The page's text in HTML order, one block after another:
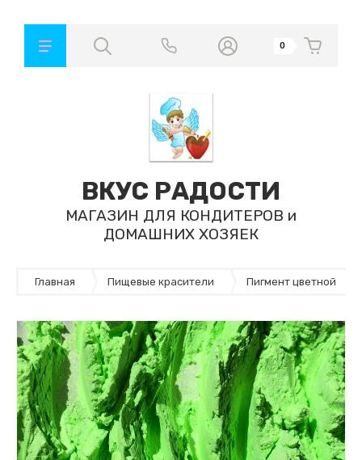
ВКУС РАДОСТИ
МАГАЗИН ДЛЯ КОНДИТЕРОВ и
ДОМАШНИХ ХОЗЯЕК
0
Главная Пищевые красители Пигмент цветной